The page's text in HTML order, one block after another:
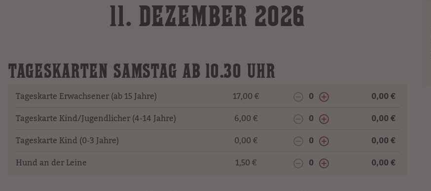
11. DEZEMBER 2026
TAGESKARTEN SAMSTAG AB 10.30 UHR
Tageskarte Erwachsener (ab 15 Jahre) 17,00 € 0
0,00 €
Tageskarte Kind/Jugendlicher (4-14 Jahre)
6,00 € 0
0,00 €
Tageskarte Kind (0-3 Jahre)
0,00 € 0
0,00 €
Hund an der Leine
1,50 € 0 0,00 €